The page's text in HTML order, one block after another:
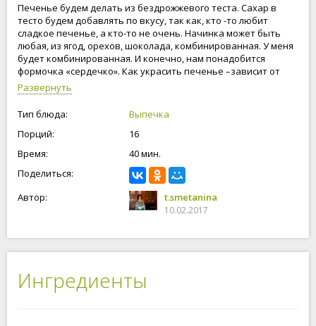
Печенье будем делать из бездрожжевого теста. Сахар в
тесто будем добавлять по вкусу, так как, кто -то любит
сладкое печенье, а кто-то не очень. Начинка может быть
любая, из ягод, орехов, шоколада, комбинированная. У меня
будет комбинированная. И конечно, нам понадобится
формочка «сердечко». Как украсить печенье –зависит от
вашей фантазии и ваших возможностей. Приступим!
Развернуть
Тип блюда:
Выпечка
Порций:
16
Время:
40 мин.
Поделиться:
Автор:
t.smetanina
10.02.2017
Ингредиенты